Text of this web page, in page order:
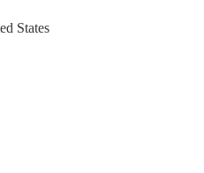
States